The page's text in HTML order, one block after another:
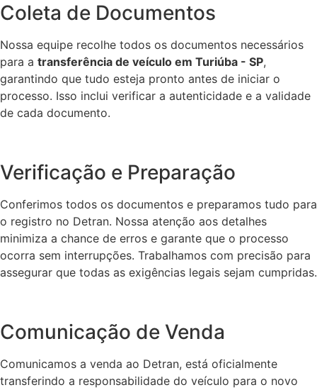
Coleta de Documentos
Nossa equipe recolhe todos os documentos necessários
para a transferência de veículo em Turiúba - SP,
garantindo que tudo esteja pronto antes de iniciar o
processo. Isso inclui verificar a autenticidade e a validade
de cada documento.
Verificação e Preparação
Conferimos todos os documentos e preparamos tudo para
o registro no Detran. Nossa atenção aos detalhes
minimiza a chance de erros e garante que o processo
ocorra sem interrupções. Trabalhamos com precisão para
assegurar que todas as exigências legais sejam cumpridas.
Comunicação de Venda
Comunicamos a venda ao Detran, está oficialmente
transferindo a responsabilidade do veículo para o novo